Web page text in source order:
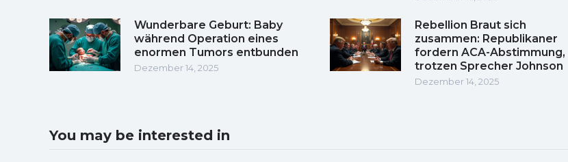
Wunderbare Geburt: Baby
während Operation eines
enormen Tumors entbunden
Dezember 14, 2025
Rebellion Braut sich
zusammen: Republikaner
fordern ACA-Abstimmung,
trotzen Sprecher Johnson
Dezember 14, 2025
You may be interested in